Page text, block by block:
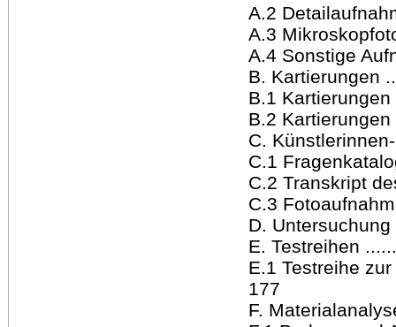
A.2
A.3
A.4 Sonstige
B. Kartierungen
B.1
B.2
C.
C.1
C.2 Transkript
C.3
D.
E. Testreihen
E.1 Testreihe
177
F.